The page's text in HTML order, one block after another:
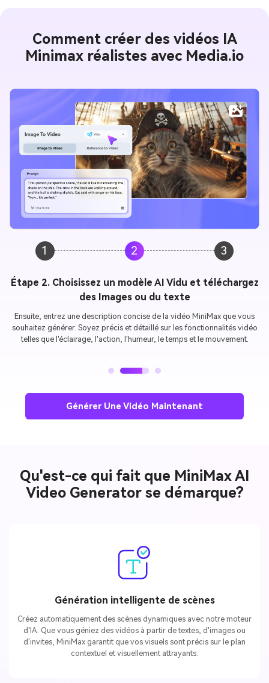
Comment créer des vidéos IA
Minimax réalistes avec Media.io
1 2 3
Étape 3. Personnaliser les paramètres et générer des
vidéos
Paramètres vidéo spécifiques avec durée, rapport d'image et résolution.
Maintenant, cliquez sur "Générer" pour créer votre AI MiniMax vidéo.
Prévisualisez la vidéo AI et téléchargez-la pour partager avec vos amis.
Générer Une Vidéo Maintenant
Qu'est-ce qui fait que MiniMax AI
Video Generator se démarque?
Génération intelligente de scènes
Créez automatiquement des scènes dynamiques avec notre moteur
d'IA. Que vous géniez des vidéos à partir de textes, d'images ou
d'invites, MiniMax garantit que vos visuels sont précis sur le plan
contextuel et visuellement attrayants.